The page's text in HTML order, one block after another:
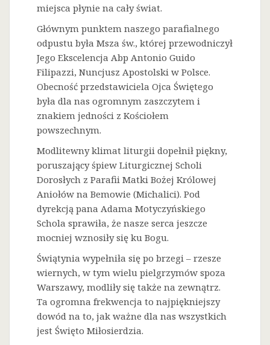
miejsca płynie na cały świat.
Głównym punktem naszego parafialnego
odpustu była Msza św., której przewodniczył
Jego Ekscelencja Abp Antonio Guido
Filipazzi, Nuncjusz Apostolski w Polsce.
Obecność przedstawiciela Ojca Świętego
była dla nas ogromnym zaszczytem i
znakiem jedności z Kościołem
powszechnym.
Modlitewny klimat liturgii dopełnił piękny,
poruszający śpiew Liturgicznej Scholi
Dorosłych z Parafii Matki Bożej Królowej
Aniołów na Bemowie (Michalici). Pod
dyrekcją pana Adama Motyczyńskiego
Schola sprawiła, że nasze serca jeszcze
mocniej wznosiły się ku Bogu.
Świątynia wypełniła się po brzegi – rzesze
wiernych, w tym wielu pielgrzymów spoza
Warszawy, modliły się także na zewnątrz.
Ta ogromna frekwencja to najpiękniejszy
dowód na to, jak ważne dla nas wszystkich
jest Święto Miłosierdzia.